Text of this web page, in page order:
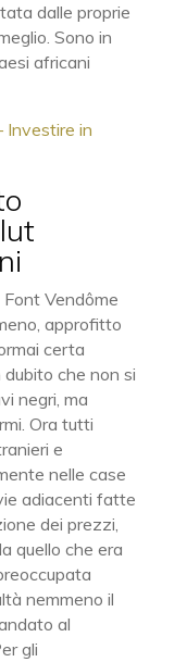
dalle proprie
Sono in
africani
Investire in
Vendôme
approfitto
certa
che non si
negri, ma
Ora tutti
e
nelle case
adiacenti fatte
dei prezzi,
quello che era
nemmeno il
al
gli